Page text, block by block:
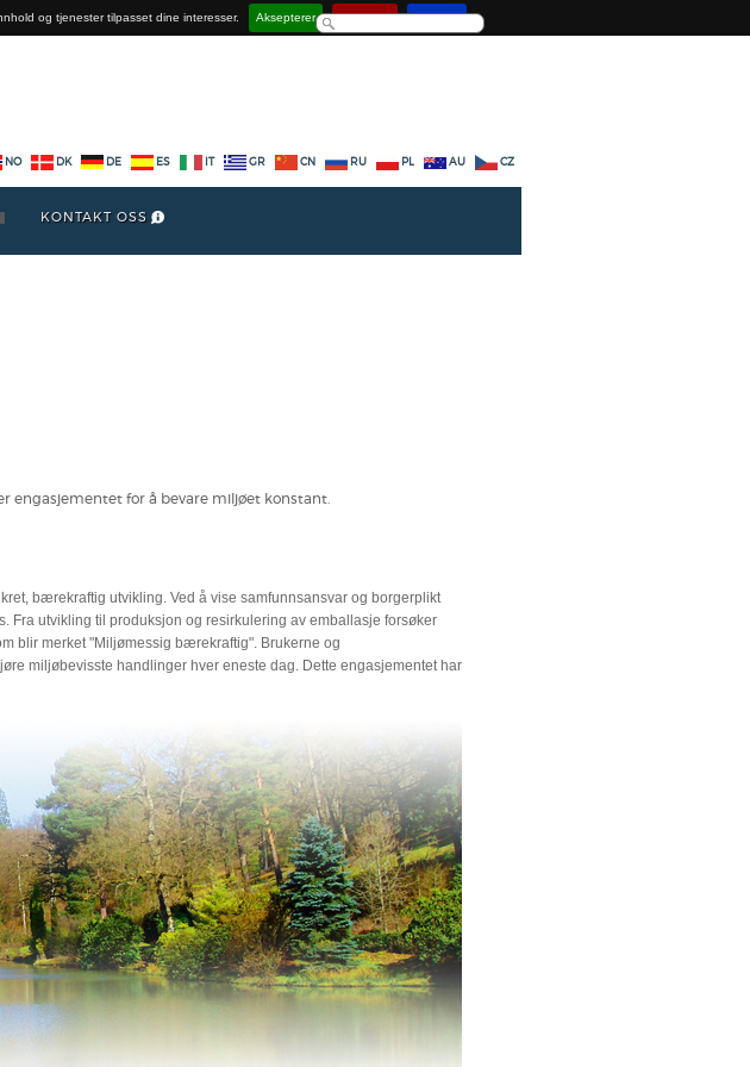
og tjenester tilpasset dine interesser. Aksepterer Deaktiver Lær mer
NO DK DE ES GR CN RU PL AU CZ
KONTAKT OSS
engasjementet for å bevare miljøet konstant.
bærekraftig utvikling. Ved å vise samfunnsansvar og borgerplikt
Fra utvikling til produksjon og resirkulering av emballasje forsøker
blir merket "Miljømessig bærekraftig". Brukerne og
miljøbevisste handlinger hver eneste dag. Dette engasjementet har